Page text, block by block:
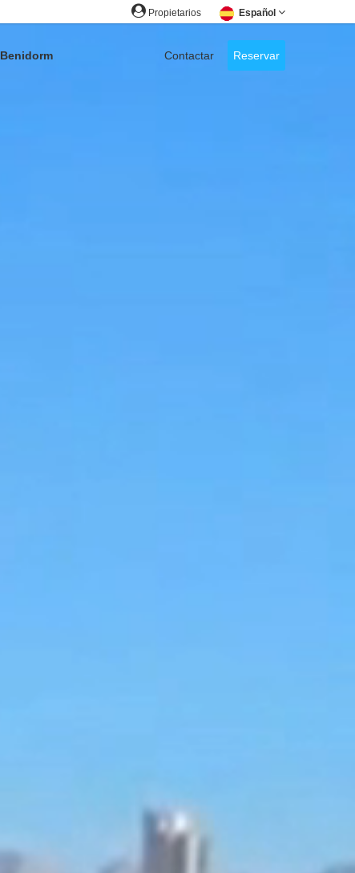
Propietarios Español
Benidorm Reservar
Contactar